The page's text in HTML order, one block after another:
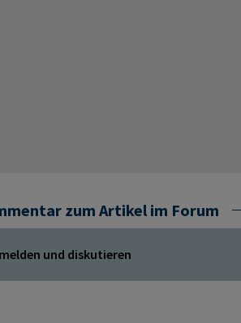
zum Artikel im Forum
und diskutieren